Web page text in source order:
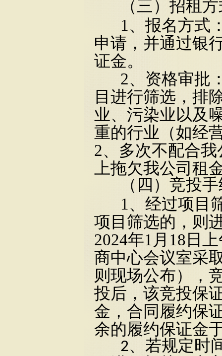
（三）招租
1、报名方式
申请，并通过银
证金。
2、资格审批
目进行筛选，排
业、污染业以及
重的行业 （如经
2、多次不配合
上拖欠我公司租
（四）竞投
1、经过项目
项目筛选的，则
2024年1 月 18 日
商中心会议室采
则现场公布），
投后，该竞投保
金，合同履约保
余的履约保证金
2、若规定时